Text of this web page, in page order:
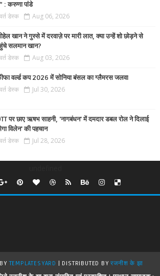
: करुणा पांडे
डेस्क Aug 06, 2026
खान ने गुस्से में दरवाज़े पर मारी लात, क्या उन्हें शो छोड़ने से
सलमान खान?
डेस्क Aug 03, 2026
वर्ल्ड कप 2026 में सोनिया बंसल का ग्लैमरस जलवा
डेस्क Jul 30, 2026
पर छाए ऋषभ साहनी, 'नागबंधन' में दमदार डबल रोल ने दिलाई
विलेन' की पहचान
डेस्क Jul 28, 2026
BYTEMPLATESYARD | DISTRIBUTED BYरजनीश के झा